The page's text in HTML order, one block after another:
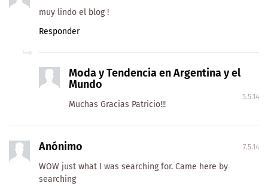
muy lindo el blog !
Responder
Moda y Tendencia en Argentina y el
Mundo
5.5.14
Muchas Gracias Patricio!!!
Anónimo 7.5.14
WOW just what I was searching for. Came here by
searching